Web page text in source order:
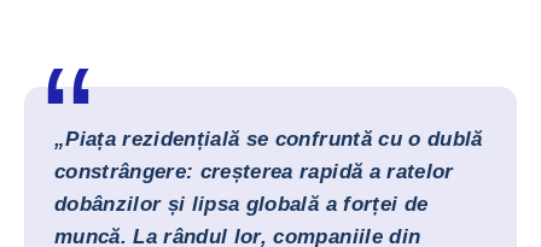
„Piața rezidențială se confruntă cu o dublă
constrângere: creșterea rapidă a ratelor
dobânzilor și lipsa globală a forței de
muncă. La rândul lor, companiile din